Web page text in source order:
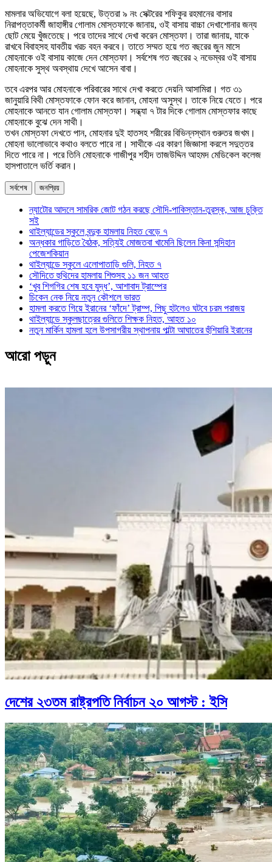
মামলার অভিযোগে বলা হয়েছে, উত্তরা ৯ নং সেক্টরের শফিকুর রহমানের বাসার
নিরাপত্তাকর্মী জাহাঙ্গীর গোলাম মোস্তফাকে জানায়, ওই বাসায় বাচ্চা দেখাশোনার জন্য
ছোট মেয়ে খুঁজতেছে। পরে তাদের সাথে দেখা করেন মোস্তফা। তারা জানায়, যাকে
রাখবে বিবাহসহ যাবতীয় খরচ বহন করবে। তাতে সম্মত হয়ে গত বছরের জুন মাসে
মোহনাকে ওই বাসায় কাজে দেন মোস্তফা। সর্বশেষ গত বছরের ২ নভেম্বর ওই বাসায়
মোহনাকে সুস্থ অবস্থায় দেখে আসেন বাবা।
তবে এরপর আর মোহনাকে পরিবারের সাথে দেখা করতে দেয়নি আসামিরা। গত ৩১
জানুয়ারি বিথী মোস্তফাকে ফোন করে জানান, মোহনা অসুস্থ। তাকে নিয়ে যেতে। পরে
মোহনাকে আনতে যান গোলাম মোস্তফা। সন্ধ্যা ৭ টার দিকে গোলাম মোস্তফার কাছে
মোহনাকে বুঝে দেন সাথী।
তখন মোস্তফা দেখতে পান, মোহনার দুই হাতসহ শরীরের বিভিন্নস্থান গুরুতর জখম।
মোহনা ভালোভাবে কথাও বলতে পারে না। সাথীকে এর কারণ জিজ্ঞাসা করলে সদুত্তর
দিতে পারে না। পরে তিনি মোহনাকে গাজীপুর শহীদ তাজউদ্দিন আহমদ মেডিকেল কলেজ
হাসপাতালে ভর্তি করান।
সর্বশেষ জনপ্রিয়
ন্যাটোর আদলে সামরিক জোট গঠন করছে সৌদি-পাকিস্তান-তুরস্ক, আজ চুক্তি
সই
থাইল্যান্ডের স্কুলে বন্দুক হামলায় নিহত বেড়ে ৭
অন্ধকার গাড়িতে বৈঠক, সত্যিই মোজতবা খামেনি ছিলেন কিনা সন্দিহান
পেজেশকিয়ান
থাইল্যান্ডে স্কুলে এলোপাতাড়ি গুলি, নিহত ৭
সৌদিতে হুথিদের হামলায় শিশুসহ ১১ জন আহত
‘খুব শিগগির শেষ হবে যুদ্ধ’, আশাবাদ ট্রাম্পের
চিকেন নেক নিয়ে নতুন কৌশলে ভারত
হামলা করতে গিয়ে ইরানের ‘ফাঁদে’ ট্রাম্প, পিছু হটলেও ঘটবে চরম পরাজয়
থাইল্যান্ডে স্কুলছাত্রের গুলিতে শিক্ষক নিহত, আহত ১০
নতুন মার্কিন হামলা হলে উপসাগরীয় স্থাপনায় পাল্টা আঘাতের হুঁশিয়ারি ইরানের
আরো পড়ুন
দেশের ২৩তম রাষ্ট্রপতি নির্বাচন ২০ আগস্ট : ইসি